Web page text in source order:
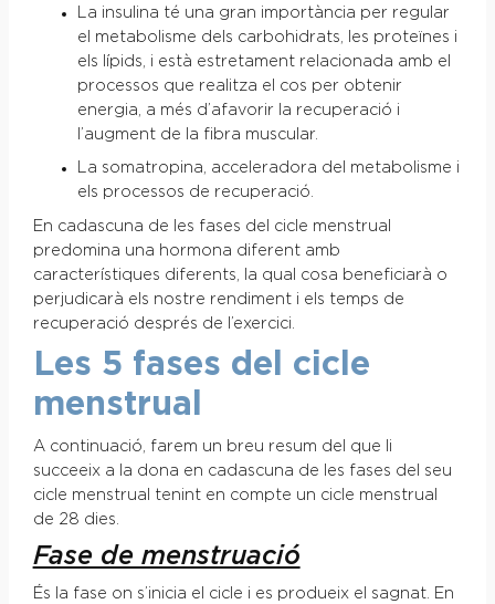
La insulina té una gran importància per regular
el metabolisme dels carbohidrats, les proteïnes i
els lípids, i està estretament relacionada amb el
processos que realitza el cos per obtenir
energia, a més d’afavorir la recuperació i
l’augment de la fibra muscular.
La somatropina, acceleradora del metabolisme i
els processos de recuperació.
En cadascuna de les fases del cicle menstrual
predomina una hormona diferent amb
característiques diferents, la qual cosa beneficiarà o
perjudicarà els nostre rendiment i els temps de
recuperació després de l’exercici.
Les 5 fases del cicle
menstrual
A continuació, farem un breu resum del que li
succeeix a la dona en cadascuna de les fases del seu
cicle menstrual tenint en compte un cicle menstrual
de 28 dies.
Fase de menstruació
És la fase on s’inicia el cicle i es produeix el sagnat. En